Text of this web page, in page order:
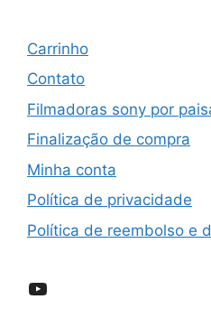
Carrinho
Contato
Filmadoras sony por
Finalização de compra
Minha conta
Política de privacidade
Política de reembolso e
YouTube